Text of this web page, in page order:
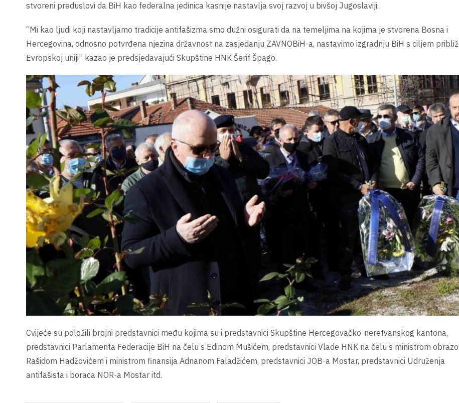
stvoreni preduslovi da BiH kao federalna jedinica kasnije nastavlja svoj razvoj u bivšoj Jugoslaviji.
“Mi kao ljudi koji nastavljamo tradicije antifašizma smo dužni osigurati da na temeljima na kojima je stvorena Bosna i
Hercegovina, odnosno potvrđena njezina državnost na zasjedanju ZAVNOBiH-a, nastavimo izgradnju BiH s ciljem
Evropskoj uniji” kazao je predsjedavajući Skupštine HNK Šerif Špago.
Cvijeće su položili brojni predstavnici među kojima su i predstavnici Skupštine Hercegovačko-neretvanskog kantona,
predstavnici Parlamenta Federacije BiH na čelu s Edinom Mušićem, predstavnici Vlade HNK na čelu s ministrom
Rašidom Hadžovićem i ministrom finansija Adnanom Faladžićem, predstavnici JOB-a Mostar, predstavnici Udruženja
antifašista i boraca NOR-a Mostar itd.